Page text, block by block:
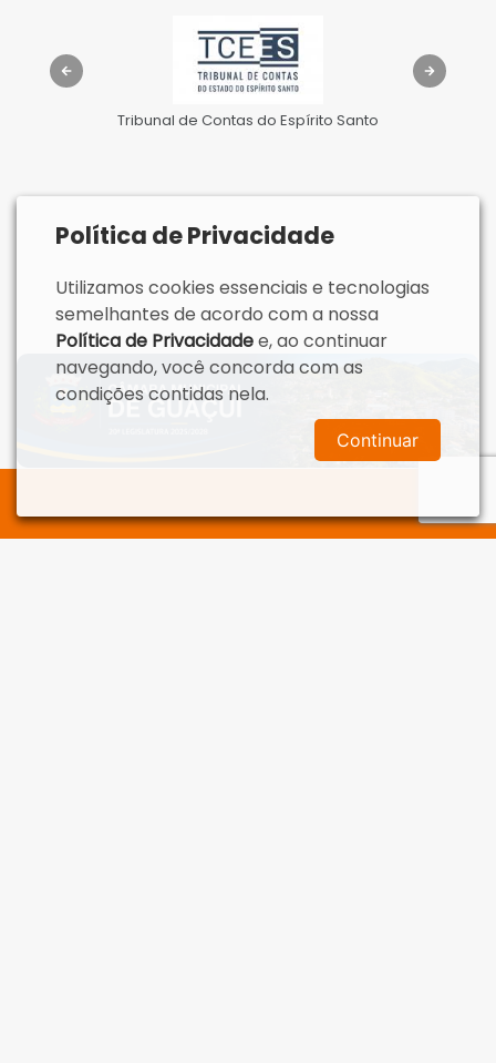
Tribunal de Contas do Espírito Santo
Política de Privacidade
Utilizamos cookies essenciais e tecnologias
semelhantes de acordo com a nossa
Política de Privacidadee, ao continuar
navegando, você concorda com as
condições contidas nela.
Continuar